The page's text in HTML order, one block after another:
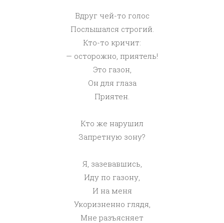
Вдруг чей-то голос
Послышался строгий.
Кто-то кричит:
— осторожно, приятель!
Это газон,
Он для глаза
Приятен.
Кто же нарушил
Запретную зону?
Я, зазевавшись,
Иду по газону,
И на меня
Укоризненно глядя,
Мне разъясняет